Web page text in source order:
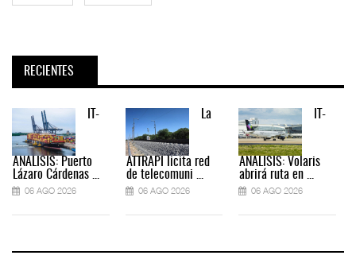
RECIENTES
IT-
ANÁLISIS: Puerto
Lázaro Cárdenas ...
06 AGO 2026
La
ATTRAPI licita red
de telecomuni ...
06 AGO 2026
IT-
ANÁLISIS: Volaris
abrirá ruta en ...
06 AGO 2026